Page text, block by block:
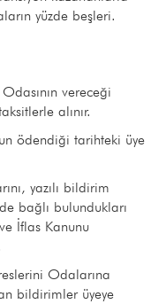
yüzde beşleri.
vereceği
alınır.
ödendiği tarihteki üye
yazılı bildirim
bağlı bulundukları
İflas Kanunu
Odalarına
bildirimler üyeye